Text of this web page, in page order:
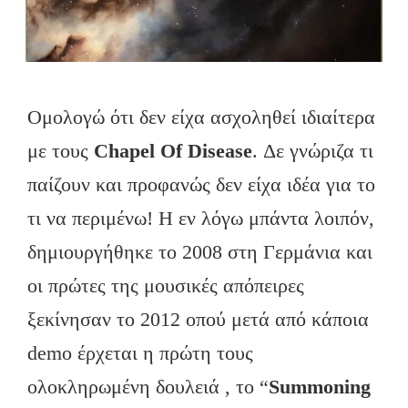
Ομολογώ ότι δεν είχα ασχοληθεί ιδιαίτερα
με τoυς Chapel Of Disease. Δε γνώριζα τι
παίζουν και προφανώς δεν είχα ιδέα για το
τι να περιμένω! Η εν λόγω μπάντα λοιπόν,
δημιουργήθηκε το 2008 στη Γερμάνια και
οι πρώτες της μουσικές απόπειρες
ξεκίνησαν το 2012 οπού μετά από κάποια
demo έρχεται η πρώτη τους
ολοκληρωμένη δουλειά , το “Summoning